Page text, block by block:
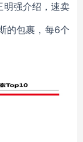
明强介绍，速卖
的包裹，每6个